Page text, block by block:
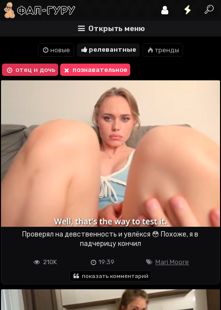
Открыть меню
новые релевантные тренды
отец и дочь познавательное
Проверял на девственность и увлёкся 😳 Похоже, я в
падчерицу кончил
Mari Moore
19:39
210K
показать комментарий